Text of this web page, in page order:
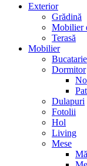
Exterior
Grădină
Mobilier
Terasă
Mobilier
Bucatarie
Dormitor
Dulapuri
Fotolii
Hol
Living
Mese